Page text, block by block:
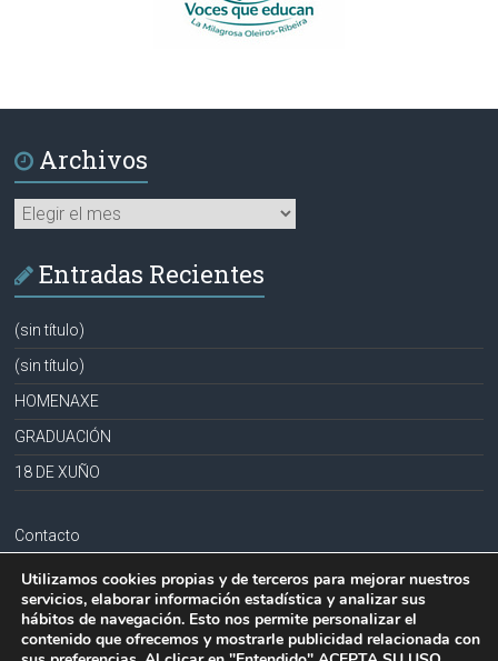
Archivos
Archivos
Entradas Recientes
(sin título)
(sin título)
HOMENAXE
GRADUACIÓN
18 DE XUÑO
Contacto
Aviso legal
Política de privacidad
Política de cookies
Utilizamos cookies propias y de terceros para mejorar nuestros
servicios, elaborar información estadística y analizar sus
hábitos de navegación. Esto nos permite personalizar el
contenido que ofrecemos y mostrarle publicidad relacionada con